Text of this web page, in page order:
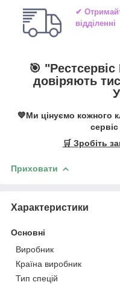
✔
відділенні
🎯 "
довіряють
💙Ми цінуємо кожного
🛒 Зробіть
Приховати
Характеристики
Основні
Виробник
Країна виробник
Тип спецій